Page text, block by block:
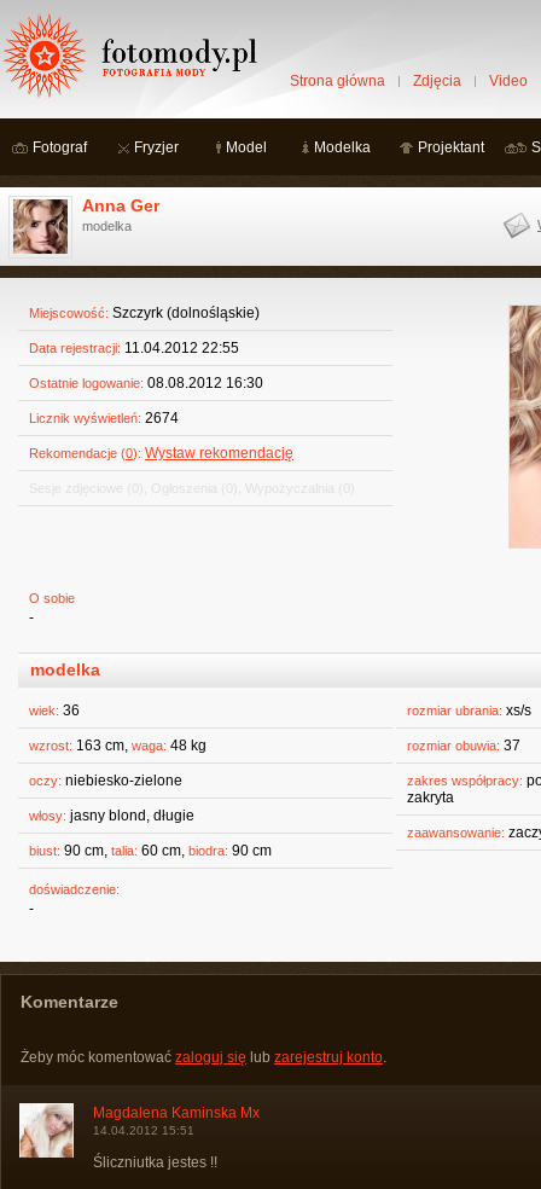
Strona główna Zdjęcia Video
Fotograf Fryzjer Model Modelka Projektant
Anna Ger
modelka
Miejscowość: Szczyrk (dolnośląskie)
Data rejestracji: 11.04.2012 22:55
Ostatnie logowanie: 08.08.2012 16:30
Licznik wyświetleń: 2674
Rekomendacje (0): Wystaw rekomendację
Sesje zdjęciowe (0) Ogłoszenia (0) Wypożyczalnia (0)
O sobie
-
modelka
wiek: 36
wzrost: 163 cm, waga: 48 kg
oczy: niebiesko-zielone
włosy: jasny blond, długie
biust: 90 cm, talia: 60 cm, biodra: 90 cm
rozmiar ubrania: xs/s
rozmiar obuwia: 37
zakres współpracy:
zakryta
zaawansowanie:
doświadczenie:
-
Komentarze
Żeby móc komentować zaloguj się lub zarejestruj konto.
Magdalena Kaminska Mx
14.04.2012 15:51
Śliczniutka jestes !!